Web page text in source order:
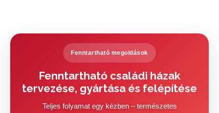
Fenntartható megoldások
Fenntartható családi házak
tervezése, gyártása és felépítése
Teljes folyamat egy kézben – természetes